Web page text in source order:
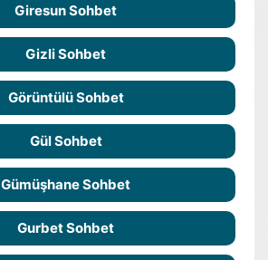
Giresun Sohbet
Gizli Sohbet
Görüntülü Sohbet
Gül Sohbet
Gümüşhane Sohbet
Gurbet Sohbet